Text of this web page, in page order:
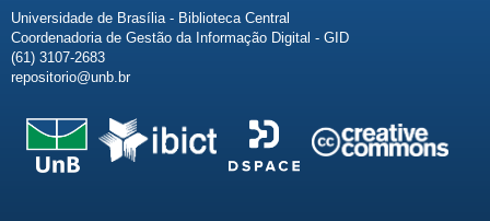
Universidade de Brasília - Biblioteca Central
Coordenadoria de Gestão da Informação Digital - GID
(61) 3107-2683
repositorio@unb.br